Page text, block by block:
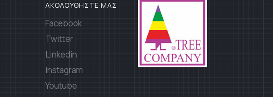
ΑΚΟΛΟΥΘΗΣΤΕ ΜΑΣ
Facebook
Twitter
Linkedin
Instagram
Youtube